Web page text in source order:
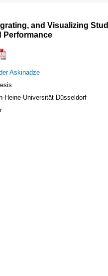
and Visualizing
Performance
Askinadze
Heine-Universität Düsseldorf